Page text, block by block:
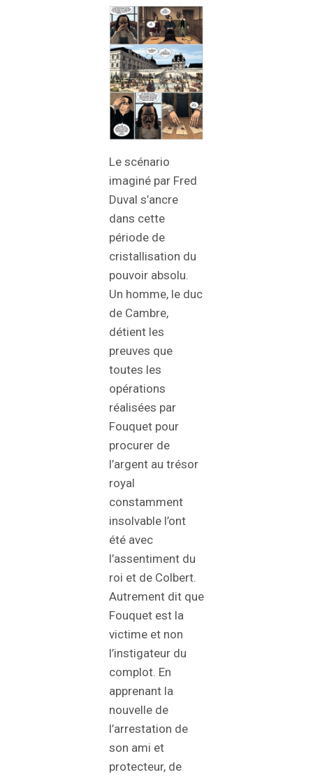
Le scénario
imaginé par Fred
Duval s’ancre
dans cette
période de
cristallisation du
pouvoir absolu.
Un homme, le duc
de Cambre,
détient les
preuves que
toutes les
opérations
réalisées par
Fouquet pour
procurer de
l’argent au trésor
royal
constamment
insolvable l’ont
été avec
l’assentiment du
roi et de Colbert.
Autrement dit que
Fouquet est la
victime et non
l’instigateur du
complot. En
apprenant la
nouvelle de
l’arrestation de
son ami et
protecteur, de